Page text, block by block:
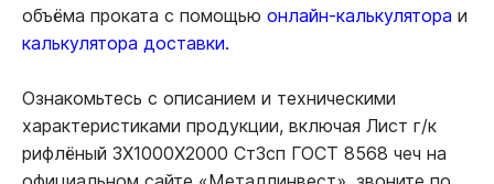
объёма проката с помощью онлайн-калькулятора и
калькулятора доставки.
Ознакомьтесь с описанием и техническими
характеристиками продукции, включая Лист г/к
рифлёный 3Х1000Х2000 Ст3сп ГОСТ 8568 чеч на